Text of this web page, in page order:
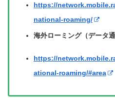
https://
national-roaming/
海外ローミング（データ
https://
ational-roaming/#area